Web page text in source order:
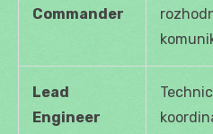
Commander
Lead
Engineer